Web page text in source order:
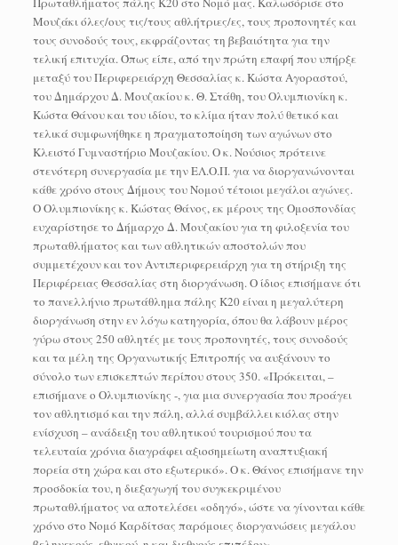
Μουζάκι όλες/ους τις/τους αθλήτριες/ες, τους προπονητές και
τους συνοδούς τους, εκφράζοντας τη βεβαιότητα για την
τελική επιτυχία. Όπως είπε, από την πρώτη επαφή που υπήρξε
μεταξύ του Περιφερειάρχη Θεσσαλίας κ. Κώστα Αγοραστού,
του Δημάρχου Δ. Μουζακίου κ. Θ. Στάθη, του Ολυμπιονίκη κ.
Κώστα Θάνου και του ιδίου, το κλίμα ήταν πολύ θετικό και
τελικά συμφωνήθηκε η πραγματοποίηση των αγώνων στο
Κλειστό Γυμναστήριο Μουζακίου. Ο κ. Νούσιος πρότεινε
στενότερη συνεργασία με την ΕΛ.Ο.Π. για να διοργανώνονται
κάθε χρόνο στους Δήμους του Νομού τέτοιοι μεγάλοι αγώνες.
Ο Ολυμπιονίκης κ. Κώστας Θάνος, εκ μέρους της Ομοσπονδίας
ευχαρίστησε το Δήμαρχο Δ. Μουζακίου για τη φιλοξενία του
πρωταθλήματος και των αθλητικών αποστολών που
συμμετέχουν και τον Αντιπεριφερειάρχη για τη στήριξη της
Περιφέρειας Θεσσαλίας στη διοργάνωση. Ο ίδιος επισήμανε ότι
το πανελλήνιο πρωτάθλημα πάλης Κ20 είναι η μεγαλύτερη
διοργάνωση στην εν λόγω κατηγορία, όπου θα λάβουν μέρος
γύρω στους 250 αθλητές με τους προπονητές, τους συνοδούς
και τα μέλη της Οργανωτικής Επιτροπής να αυξάνουν το
σύνολο των επισκεπτών περίπου στους 350. «Πρόκειται, –
επισήμανε ο Ολυμπιονίκης -, για μια συνεργασία που προάγει
τον αθλητισμό και την πάλη, αλλά συμβάλλει κιόλας στην
ενίσχυση – ανάδειξη του αθλητικού τουρισμού που τα
τελευταία χρόνια διαγράφει αξιοσημείωτη αναπτυξιακή
πορεία στη χώρα και στο εξωτερικό». Ο κ. Θάνος επισήμανε την
προσδοκία του, η διεξαγωγή του συγκεκριμένου
πρωταθλήματος να αποτελέσει «οδηγό», ώστε να γίνονται κάθε
χρόνο στο Νομό Καρδίτσας παρόμοιες διοργανώσεις μεγάλου